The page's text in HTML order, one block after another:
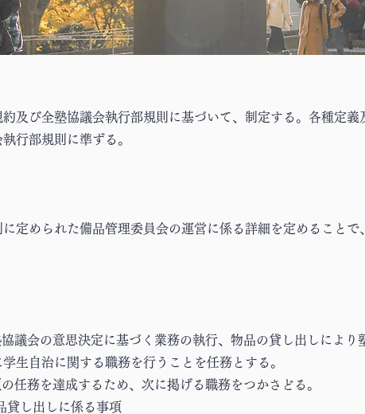
及び全塾協議会執行部規則に基づいて、制定する。各種定
行部規則に準ずる。
定められた備品管理委員会の運営に係る詳細を定めることで
議会の意思決定に基づく業務の執行、物品の貸し出しにより
生自治に関する職務を行うことを任務とする。
任務を達成するため、次に掲げる職務をつかさどる。
し出しに係る事項